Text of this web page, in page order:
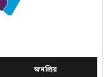
জনপ্রিয়